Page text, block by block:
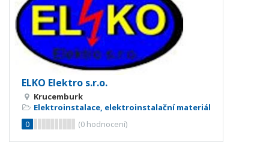
ELKO Elektro s.r.o.
Krucemburk
Elektroinstalace, elektroinstalační materiál
0
(0 hodnocení)